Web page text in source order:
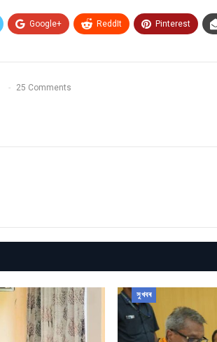
Google+ ReddIt Pinterest
25 Comments
সুখবৰ